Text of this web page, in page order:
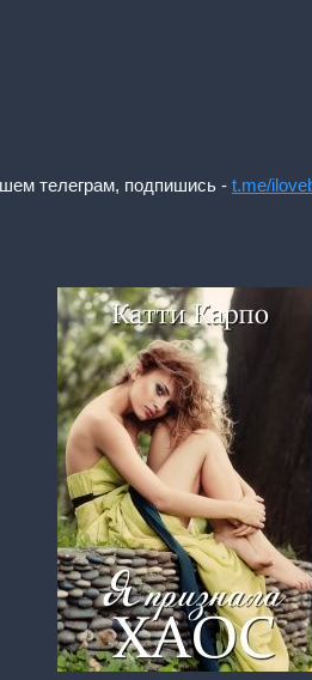
телеграм, подпишись - t.me/